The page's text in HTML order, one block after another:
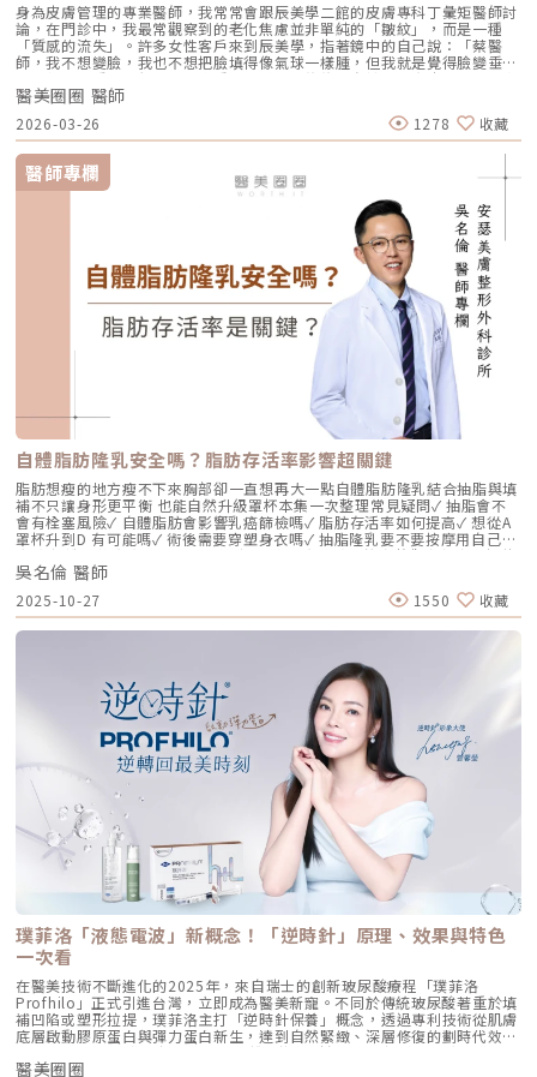
身為皮膚管理的專業醫師，我常常會跟辰美學二館的皮膚專科丁彙矩醫師討
論，在門診中，我最常觀察到的老化焦慮並非單純的「皺紋」，而是一種
「質感的流失」。許多女性客戶來到辰美學，指著鏡中的自己說：「蔡醫
師，我不想變臉，我也不想把臉填得像氣球一樣腫，但我就是覺得臉變垂
了、乾了，看起來很累。」這種「累感」，往往來自於肌膚真皮層結構的崩
解。過去我們習慣用玻尿酸去「填補」凹陷，或是用電音波去「緊緻」皮
表，但在這兩者之間，其實存在著一個關鍵的空白區：生物重塑（Bio-
Remodeling）。這就是為什麼我對 Profhilo 逆時針（俗稱：璞菲洛）情
有獨鍾的原因。一、 重新定義抗老：為什麼妳需要的是「重塑」而非「填
充」？在深入了解 Profhilo逆時針 之前，我們必須先釐清肌膚老化的本
質。肌膚的年輕度由真皮層的三大支柱決定：水份、膠原蛋白
（Collagen）以及彈力蛋白（Elastin）。多數人對膠原蛋白耳熟能詳，它
就像建築物的「鋼筋水泥」，負責撐起皮膚的厚度與體積；然而，讓肌膚在
做表情後能迅速回彈、維持組織張力的關鍵，其實是彈力蛋白。彈力蛋白就
像支撐鋼筋的「橡皮筋」，不幸的是，人體在青春期過後，彈力蛋白的合成
速度就會大幅下降。當彈力蛋白流失，肌膚就會像失去彈性的鬆緊帶，出現
細紋、毛孔粗大、甚至是難以處理的「鬆弛型下垂」。傳統玻尿酸屬於「填
充型」，主要目的是增加體積（Volumizing），如果過度施打，容易造成
面部僵硬或「醫美臉」。而 Profhilo 逆時針的誕生，是為了從細胞底層進
行「修復與重塑」，讓皮膚自己找回年輕時的彈性。二、 Profhilo 逆時針
的科學核心：NAHYCO™ 專利技術Profhilo逆時針來自瑞士著名的 IBSA 製
藥集團。身為專業醫師，我非常看重產品的「純淨度」與「穩定性」。
Profhilo 之所以能在國際醫美界佔有一席之地，在於其革命性的
NAHYCO™ 專利熱融合技術。1. 醫學界的「純淨」突破：無化學交聯劑一
般玻尿酸為了維持在體內的時間，必須添加化學交聯劑（如 BDDE）。雖然
這在合法範圍內是安全的，但對於過敏體質或追求極致天然的客戶來說，仍
存在延遲性發炎的風險。Profhilo逆時針 透過精確的加熱與降溫製程，讓
高分子與低分子玻尿酸產生自然的氫鍵鍵結，完全不含 BDDE。這意味著它
具備極高的「生物相容性」，注射後能與人體組織完美融合。2. 高低分子玻
尿酸的「黃金比例」Profhilo 含有目前市面上極高濃度的玻尿酸
（64mg/2ml），它結合了： 高分子量玻尿酸（H-HA）：提供穩定的物理
支撐與深層鎖水，改善鬆弛。 低分子量玻尿酸（L-HA）：作為傳遞信號的
分子，直接活化真皮層內的纖維母細胞，誘導膠原蛋白與彈力蛋白新生。這
種「1+1 > 2」的協同作用，讓 Profhilo 在進入皮膚後，能像液態電波一
樣迅速擴散，全面性地改善膚質。三、 3 種細胞與 5 種蛋白：解開「液態
電波」的逆齡關鍵在辰美學的診間，我常跟客戶解釋，Profhilo 就像是為
肌膚施加了一種「啟動指令」。它不僅僅是補水，而是啟動了「3+5 逆齡機
制」： 活化 3 種關鍵細胞： 纖維母細胞：這是皮膚的「膠原工廠」。 角質
胞：幫助恢復皮下組織的飽滿感，減緩隨著年齡增長的皮下萎縮。 啟動 5
種關鍵結構蛋白：包括 I 型、III 型、IV 型、VII 型膠原蛋白以及最關鍵的彈
力蛋白。這種全方位的重塑效果，能讓下顎線變清晰，讓細紋從底層淡化。
這就是為什麼它被暱稱為「液態電波」。電波是靠「熱能」刺激新生，而
Profhilo 是靠「生物分子信號」啟動新生。對於皮膚薄、怕痛或不適合高
能量儀器的客戶來說，這是一個非常理想的選擇。四、 蔡醫師的精準美
學：BAP 五點拉提點位解析施打 Profhilo 是一門藝術。我們採用國際標準
的 BAP（Bio Aesthetic Points）五點拉提打法，這五個點是避開重要血
管、精準對準臉部支撐結構的黃金位置： [1] 顴骨高點： 位於顴骨最突出的
地方，需離眼睛外側至少 2 公分。能像掛鉤一樣，為中臉提供向上向外的支
撐力。 [2] 鼻翼與瞳孔垂直線交界： 在鼻翼與耳廓之間畫出水平線，再從瞳
孔中線畫垂直線，兩線交交叉處作為注射點。能有效改善法令紋，飽滿面中
部。 [3] 耳廓下前緣： 位於耳廓下緣的前方約 1 公分處。是收緊臉部外側
輪廓、強化下頷線條的關鍵。 [4] 下頷嘴角交界： 在下巴中軸線的三分之一
處畫垂直線，再向唇角方向移動 1.5 公分。可以修飾木偶紋，改善嘴角下
垂。 [5] 下顎角前緣： 位於下顎角前側約 1 公分處。幫助拉緊腮幫子多餘
的鬆弛組織，讓下顎線條清晰。五、 哪些部位最適合 Profhilo 逆時針？
Profhilo 逆時針之所以能成為抗老界的寵兒，不僅是因為它的成分純淨，
更因為它解決了傳統醫美難以觸及的「盲區」。它不靠體積填充，而是透過
「液態拉皮」的概念，從根本提升肌膚彈性。以下四個部位是我在臨床運用
中最推薦的：1. 臉部液態拉皮：BAP 五點精準誘導這是 Profhilo 的核心應
用。與傳統玻尿酸增加臉部「厚重感」或「體積支撐」的邏輯完全不同，
Profhilo 本質上是液態拉皮。我們採用國際標準的 BAP（Bio Aesthetic
Points）五點注射法，這五個點是避開重要血管、精準將玻尿酸導入真皮層
的黃金位置： 顴骨高點：啟動中臉肌膚的生物重塑，優化張力。 鼻翼瞳孔
醫美圈圈 醫師
2026-03-26 1278 收藏
醫師專欄
自體脂肪隆乳安全嗎？脂肪存活率影響超關鍵
脂肪想瘦的地方瘦不下來胸部卻一直想再大一點自體脂肪隆乳結合抽脂與填
補不只讓身形更平衡 也能自然升級罩杯本集一次整理常見疑問✓ 抽脂會不
會有栓塞風險✓ 自體脂肪會影響乳癌篩檢嗎✓ 脂肪存活率如何提高✓ 想從A
罩杯升到D 有可能嗎✓ 術後需要穿塑身衣嗎✓ 抽脂隆乳要不要按摩用自己的
脂肪 打造柔軟真實的胸型適合誰 怎麼做 最有效將給妳完整觀念與安心評估
依據重點摘要：0:00 #她說他說0:40 #自體脂肪隆乳v.s.#假體隆乳 想要哪
一樣？1:02 關於手術安全性 #自體隆乳2:12 不同的抽脂方式 #脂肪存活率
會一樣嗎？3:16 關於抽脂安全 #脂肪栓塞問題 ？4:09 關於手術安全性 #矽
膠隆乳相關影片：• 罩杯升級前必看，自體脂肪豐胸解析！ EP20• 男生
女乳好尷尬，胸部困擾的隱藏原因你有嗎？ EP24• 抽就對了？抽脂局部雕
@aclinichttps://lin.ee/zGPja49▼詢問整形大小事https://answer-
clinic.com/▼詢問皮膚大小事https://answer-skin.com/▼詢問變美大小
事https://answer-skincare.com/安瑟美膚整形外科診所
FBhttps://www.facebook.com/AnswerClinic安瑟美膚整形外科診所
IGhttps://www.instagram.com/aclinic.group/吳名倫醫師：Dr.Allen 整
形醫美體塑學苑https://www.facebook.com/drallenbody吳名倫醫師
IGhttps://www.instagram.com/psdr_allen/安瑟美膚整形外科診所地
址：臺北市大安區安和路一段113號2樓之1電話：（02）7709-9398
吳名倫 醫師
2025-10-27 1550 收藏
璞菲洛「液態電波」新概念！「逆時針」原理、效果與特色
一次看
在醫美技術不斷進化的2025年，來自瑞士的創新玻尿酸療程「璞菲洛
Profhilo」正式引進台灣，立即成為醫美新寵。不同於傳統玻尿酸著重於填
補凹陷或塑形拉提，璞菲洛主打「逆時針保養」概念，透過專利技術從肌膚
底層啟動膠原蛋白與彈力蛋白新生，達到自然緊緻、深層修復的劃時代效
果。 Profhilo更邀請郭台銘夫人曾馨瑩擔任形象大使，迅速成為市場焦
點。我們將帶你全面認識這項創新療程，從作用原理、五大特色到適合對象
醫美圈圈